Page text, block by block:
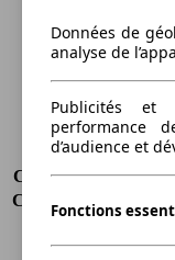
Poids
Charge
Portes
Sièges
Charge
Capacité de
Capacité de
Données de
analyse de
Publicités et
performance
d’audience et
Fonctions